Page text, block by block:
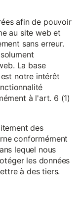
afin de pouvoir
au site web et
sans erreur.
La base
notre intérêt
à l'art. 6 (1)
des
conformément
lequel nous
les données
à des tiers.